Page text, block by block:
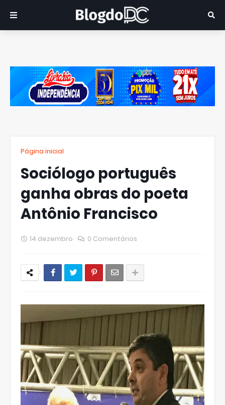
Página inicial
Sociólogo português
ganha obras do poeta
Antônio Francisco
14 dezembro 0 Comentários